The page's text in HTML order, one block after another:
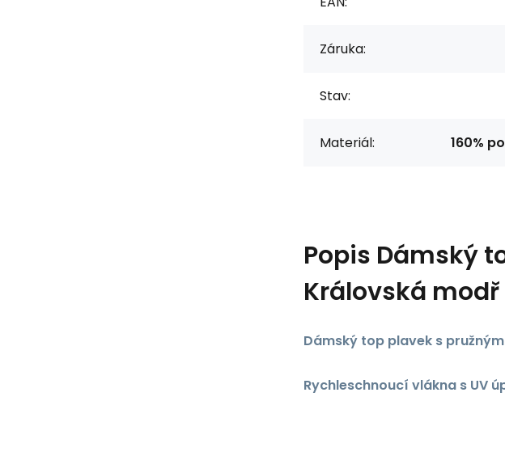
Záruka:
Stav:
Materiál: 160%
Popis Dámský
Královská modř
Dámský top plavek s
Rychleschnoucí vlákna s UV